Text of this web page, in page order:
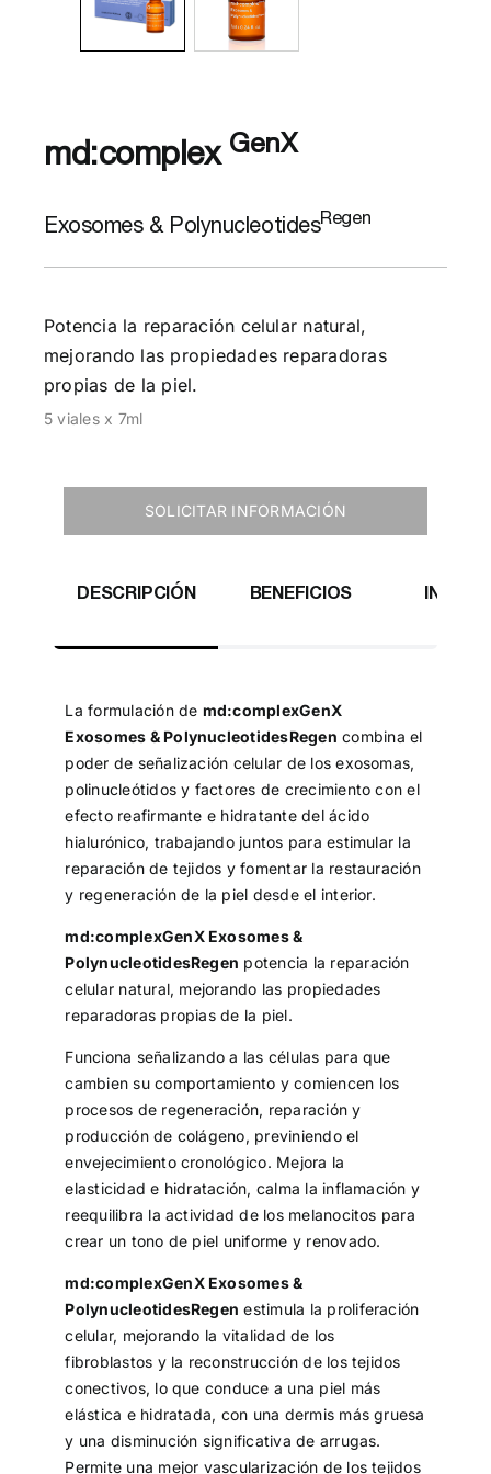
md:complex GenX
Exosomes & PolynucleotidesRegen
Potencia la reparación celular natural,
mejorando las propiedades reparadoras
propias de la piel.
5 viales x 7ml
SOLICITAR INFORMACIÓN
DESCRIPCIÓN BENEFICIOS
La formulación de md:complexGenX
Exosomes & PolynucleotidesRegen combina el
poder de señalización celular de los exosomas,
polinucleótidos y factores de crecimiento con el
efecto reafirmante e hidratante del ácido
hialurónico, trabajando juntos para estimular la
reparación de tejidos y fomentar la restauración
y regeneración de la piel desde el interior.
md:complexGenX Exosomes &
PolynucleotidesRegen potencia la reparación
celular natural, mejorando las propiedades
reparadoras propias de la piel.
Funciona señalizando a las células para que
cambien su comportamiento y comiencen los
procesos de regeneración, reparación y
producción de colágeno, previniendo el
envejecimiento cronológico. Mejora la
elasticidad e hidratación, calma la inflamación y
reequilibra la actividad de los melanocitos para
crear un tono de piel uniforme y renovado.
md:complexGenX Exosomes &
PolynucleotidesRegen estimula la proliferación
celular, mejorando la vitalidad de los
fibroblastos y la reconstrucción de los tejidos
conectivos, lo que conduce a una piel más
elástica e hidratada, con una dermis más gruesa
y una disminución significativa de arrugas.
Permite una mejor vascularización de los tejidos